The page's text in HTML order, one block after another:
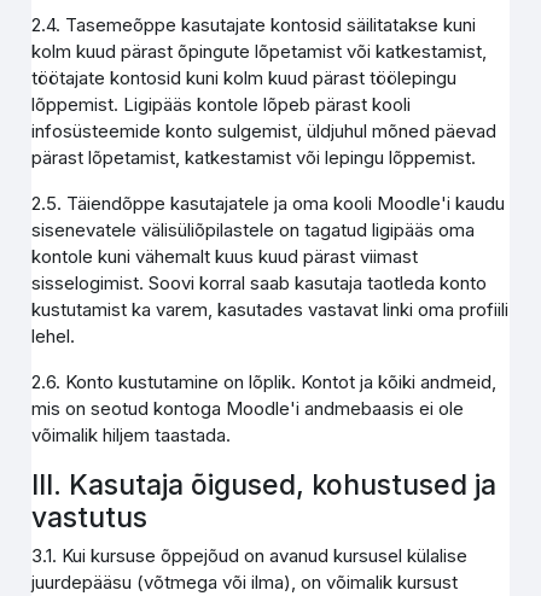
2.4. Tasemeõppe kasutajate kontosid säilitatakse kuni
kolm kuud pärast õpingute lõpetamist või katkestamist,
töötajate kontosid kuni kolm kuud pärast töölepingu
lõppemist. Ligipääs kontole lõpeb pärast kooli
infosüsteemide konto sulgemist, üldjuhul mõned päevad
pärast lõpetamist, katkestamist või lepingu lõppemist.
2.5. Täiendõppe kasutajatele ja oma kooli Moodle'i kaudu
sisenevatele välisüliõpilastele on tagatud ligipääs oma
kontole kuni vähemalt kuus kuud pärast viimast
sisselogimist. Soovi korral saab kasutaja taotleda konto
kustutamist ka varem, kasutades vastavat linki oma profiili
lehel.
2.6. Konto kustutamine on lõplik. Kontot ja kõiki andmeid,
mis on seotud kontoga Moodle'i andmebaasis ei ole
võimalik hiljem taastada.
III. Kasutaja õigused, kohustused ja
vastutus
3.1. Kui kursuse õppejõud on avanud kursusel külalise
juurdepääsu (võtmega või ilma), on võimalik kursust